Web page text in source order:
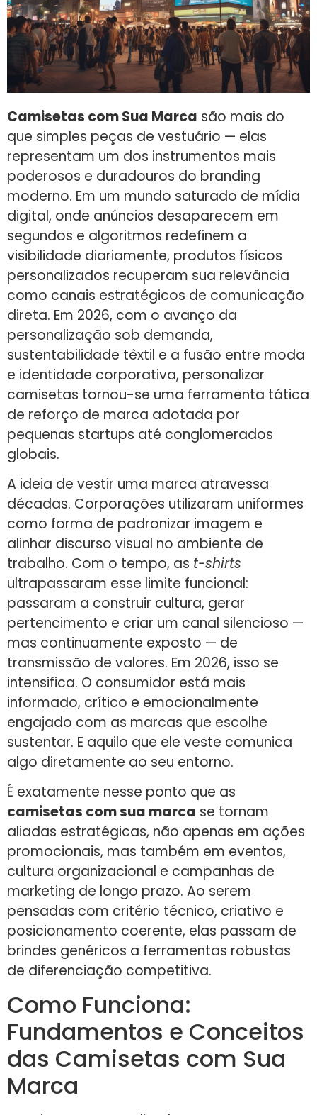
Camisetas com Sua Marca são mais do
que simples peças de vestuário — elas
representam um dos instrumentos mais
poderosos e duradouros do branding
moderno. Em um mundo saturado de mídia
digital, onde anúncios desaparecem em
segundos e algoritmos redefinem a
visibilidade diariamente, produtos físicos
personalizados recuperam sua relevância
como canais estratégicos de comunicação
direta. Em 2026, com o avanço da
personalização sob demanda,
sustentabilidade têxtil e a fusão entre moda
e identidade corporativa, personalizar
camisetas tornou-se uma ferramenta tática
de reforço de marca adotada por
pequenas startups até conglomerados
globais.
A ideia de vestir uma marca atravessa
décadas. Corporações utilizaram uniformes
como forma de padronizar imagem e
alinhar discurso visual no ambiente de
trabalho. Com o tempo, as t-shirts
ultrapassaram esse limite funcional:
passaram a construir cultura, gerar
pertencimento e criar um canal silencioso —
mas continuamente exposto — de
transmissão de valores. Em 2026, isso se
intensifica. O consumidor está mais
informado, crítico e emocionalmente
engajado com as marcas que escolhe
sustentar. E aquilo que ele veste comunica
algo diretamente ao seu entorno.
É exatamente nesse ponto que as
camisetas com sua marca se tornam
aliadas estratégicas, não apenas em ações
promocionais, mas também em eventos,
cultura organizacional e campanhas de
marketing de longo prazo. Ao serem
pensadas com critério técnico, criativo e
posicionamento coerente, elas passam de
brindes genéricos a ferramentas robustas
de diferenciação competitiva.
Como Funciona:
Fundamentos e Conceitos
das Camisetas com Sua
Marca